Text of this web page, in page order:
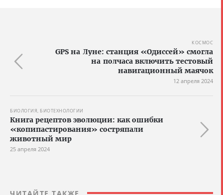
КОСМОС
GPS на Луне: станция «Одиссей» смогла
на полчаса включить тестовый
навигационный маячок
12 апреля 2024
БИОЛОГИЯ, БИОТЕХНОЛОГИИ
Книга рецептов эволюции: как ошибки
«копипастирования» состряпали
животный мир
25 апреля 2024
ЧИТАЙТЕ ТАКЖЕ